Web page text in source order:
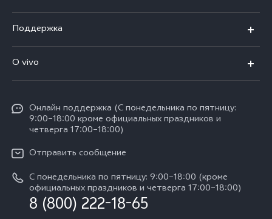
X300 FE
V70 FE
V70
Y31d
Y11d
V60 5G
V60 Lite
V40 Lite
Y04s
Поддержка
FAQs
Funtouch OS
Сервисные центры
IMEI аутентификация
Запрос стоимости запчастей
Обновление системы
O vivo
Пресс-центр
Карьера в vivo
Юридическая информация
О нас
Социальная ответственность
Oнлайн поддержка (С понедельника по пятницу:
9:00–18:00 кроме официальных праздников и
четверга 17:00–18:00)
Отправить сообщение
С понедельника по пятницу: 9:00–18:00 (кроме
официальных праздников и четверга 17:00–18:00)
8 (800) 222-18-65